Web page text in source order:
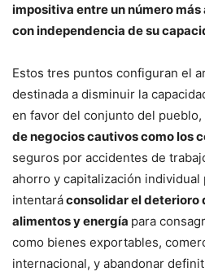
impositiva entre un número
con independencia de su
Estos tres puntos configuran el
destinada a disminuir la
en favor del conjunto del pueblo,
de negocios cautivos como los
seguros por accidentes de
ahorro y capitalización individual
intentaráconsolidar el deterioro
alimentos y energía para
como bienes exportables,
internacional, y abandonar